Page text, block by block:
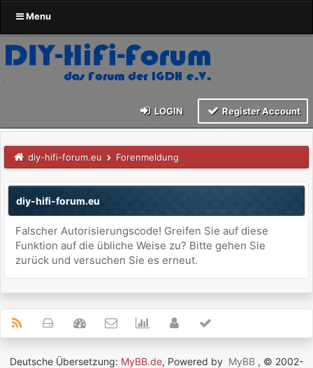
Menu
LOGIN Register Account
diy-hifi-forum.eu Forenmeldung
diy-hifi-forum.eu
Falscher Autorisierungscode! Greifen Sie auf diese
Funktion auf die übliche Weise zu? Bitte gehen Sie
zurück und versuchen Sie es erneut.
Deutsche Übersetzung: MyBB.de, Powered by MyBB , © 2002-